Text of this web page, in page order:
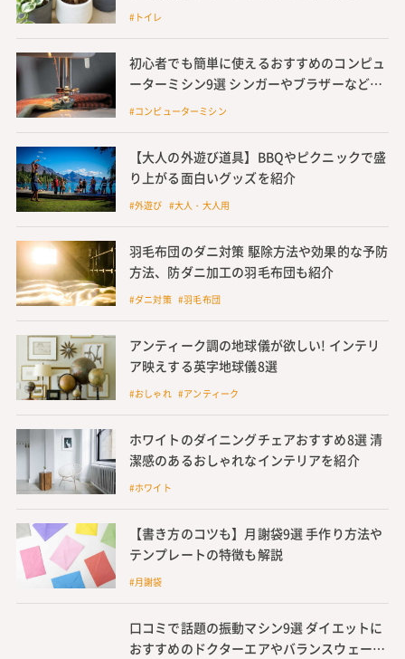
#トイレ
初心者でも簡単に使えるおすすめのコンピュ
ーターミシン9選 シンガーやブラザーなど人
気メーカーのミシンも紹介
#コンピューターミシン
【大人の外遊び道具】BBQやピクニックで盛
り上がる面白いグッズを紹介
#外遊び #大人・大人用
羽毛布団のダニ対策 駆除方法や効果的な予防
方法、防ダニ加工の羽毛布団も紹介
#ダニ対策 #羽毛布団
アンティーク調の地球儀が欲しい! インテリ
ア映えする英字地球儀8選
#おしゃれ #アンティーク
ホワイトのダイニングチェアおすすめ8選 清
潔感のあるおしゃれなインテリアを紹介
#ホワイト
【書き方のコツも】月謝袋9選 手作り方法や
テンプレートの特徴も解説
#月謝袋
口コミで話題の振動マシン9選 ダイエットに
おすすめのドクターエアやバランスウェーブ